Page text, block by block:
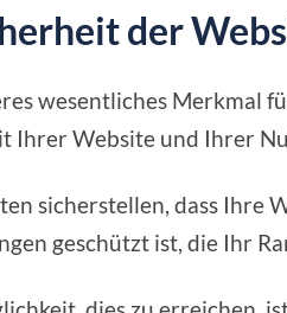
der
wesentliches Merkmal
Ihrer Website und Ihrer
sicherstellen, dass Ihre
geschützt ist, die Ihr